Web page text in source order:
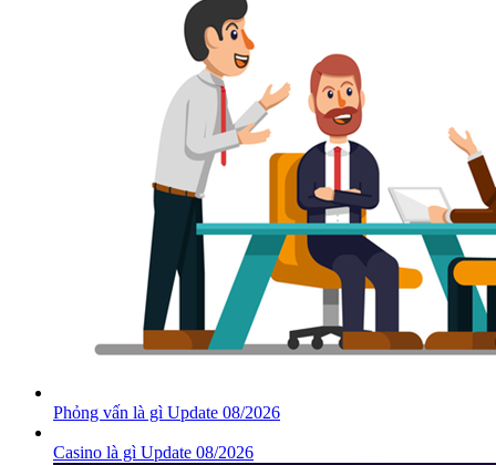
Phỏng vấn là gì Update 08/2026
Casino là gì Update 08/2026